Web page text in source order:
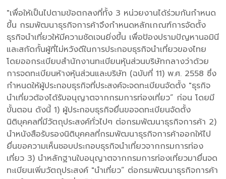
"เพื่อให้เป็นไปตามข้อตกลงที่ทั้ง 3 หน่วยงานได้ร่วมกันกำหนด
ขึ้น กรมพัฒนาธุรกิจการค้าจึงกำหนดหลักเกณฑ์การจัดตั้ง
ธุรกิจนำเที่ยวให้มีความชัดเจนยิ่งขึ้น เพื่อป้องปรามปัญหานอมินี
และสกัดกั้นผู้ที่ไม่หวังดีในการประกอบธุรกิจนำเที่ยวของไทย
โดยออกระเบียบสำนักงานทะเบียนหุ้นส่วนบริษัทกลางว่าด้วย
การจดทะเบียนห้างหุ้นส่วนและบริษัท (ฉบับที่ 11) พ.ศ. 2558 ซึ่ง
กำหนดให้ผู้ประกอบธุรกิจที่ประสงค์จะจดทะเบียนจัดตั้ง "ธุรกิจ
นำเที่ยวต้องได้รับอนุญาตจากกรมการท่องเที่ยว” ก่อน โดยมี
ขั้นตอน ดังนี้ 1) ผู้ประกอบธุรกิจยื่นขอจดทะเบียนจัดตั้ง
นิติบุคคลที่มีวัตถุประสงค์ทั่วไปๆ ต่อกรมพัฒนาธุรกิจการค้า 2)
นำหนังสือรับรองนิติบุคคลที่กรมพัฒนาธุรกิจการค้าออกให้ไป
ยื่นขอความเห็นชอบประกอบธุรกิจนำเที่ยวจากกรมการท่อง
เที่ยว 3) นำหลักฐานใบอนุญาตจากกรมการท่องเที่ยวมายื่นจด
ทะเบียนเพิ่มวัตถุประสงค์ "นำเที่ยว” ต่อกรมพัฒนาธุรกิจการค้า